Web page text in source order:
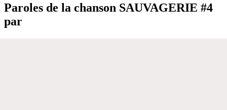
Paroles de la chanson SAUVAGERIE #4
par